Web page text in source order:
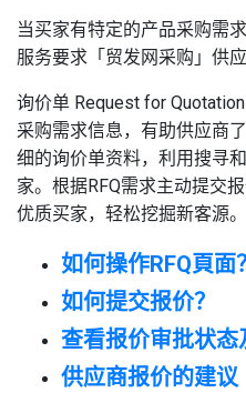
当买家有特定的产品采购需
服务要求「贸发网采购」供应
询价单 Request for
采购需求信息，有助供应商
细的询价单资料，利用搜寻
家。根据RFQ需求主动提交
优质买家，轻松挖掘新客源。
如何操作RFQ頁面？
如何提交报价？
查看报价审批状态
供应商报价的建议